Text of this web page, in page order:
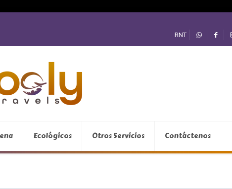
RNT
Ecológicos Otros Servicios Contáctenos